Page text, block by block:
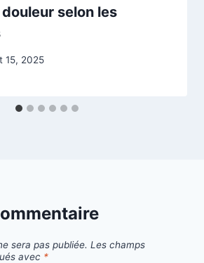
selon les
15, 2025
sera pas publiée. Les champs
avec *